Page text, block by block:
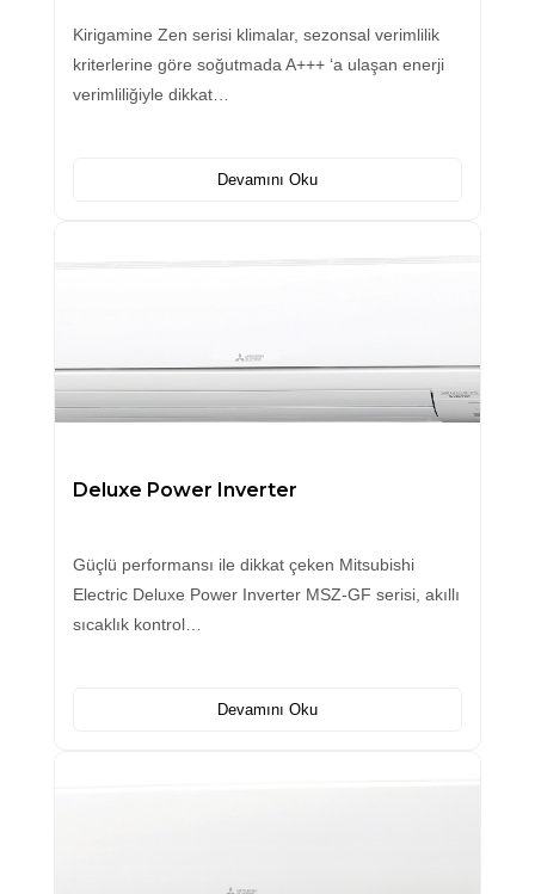
Kirigamine Zen serisi klimalar, sezonsal verimlilik
kriterlerine göre soğutmada A+++ ‘a ulaşan enerji
verimliliğiyle dikkat…
Devamını Oku
Deluxe Power Inverter
Güçlü performansı ile dikkat çeken Mitsubishi
Electric Deluxe Power Inverter MSZ-GF serisi, akıllı
sıcaklık kontrol…
Devamını Oku